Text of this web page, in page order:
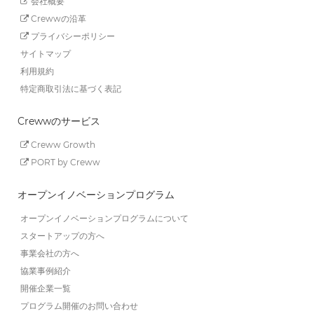
Crewwの沿革
プライバシーポリシー
サイトマップ
利用規約
特定商取引法に基づく表記
Crewwのサービス
Creww Growth
PORT by Creww
オープンイノベーションプログラム
オープンイノベーションプログラムについて
スタートアップの方へ
事業会社の方へ
協業事例紹介
開催企業一覧
プログラム開催のお問い合わせ